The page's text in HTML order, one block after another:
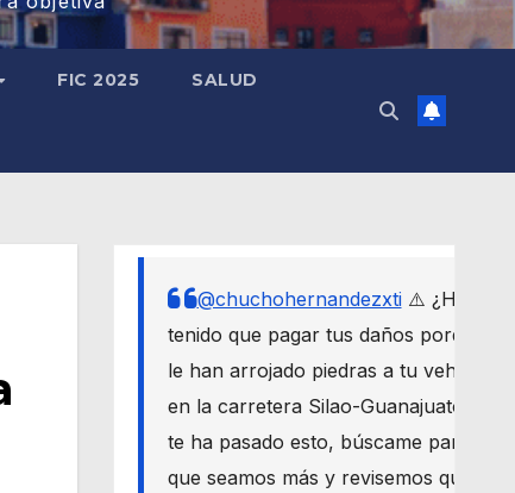
FIC 2025 SALUD
@chuchohernandezxti⚠️ ¿Has
tenido que pagar tus daños porque
le han arrojado piedras a tu vehículo
en la carretera Silao-Guanajuato? Si
te ha pasado esto, búscame para
que seamos más y revisemos qué